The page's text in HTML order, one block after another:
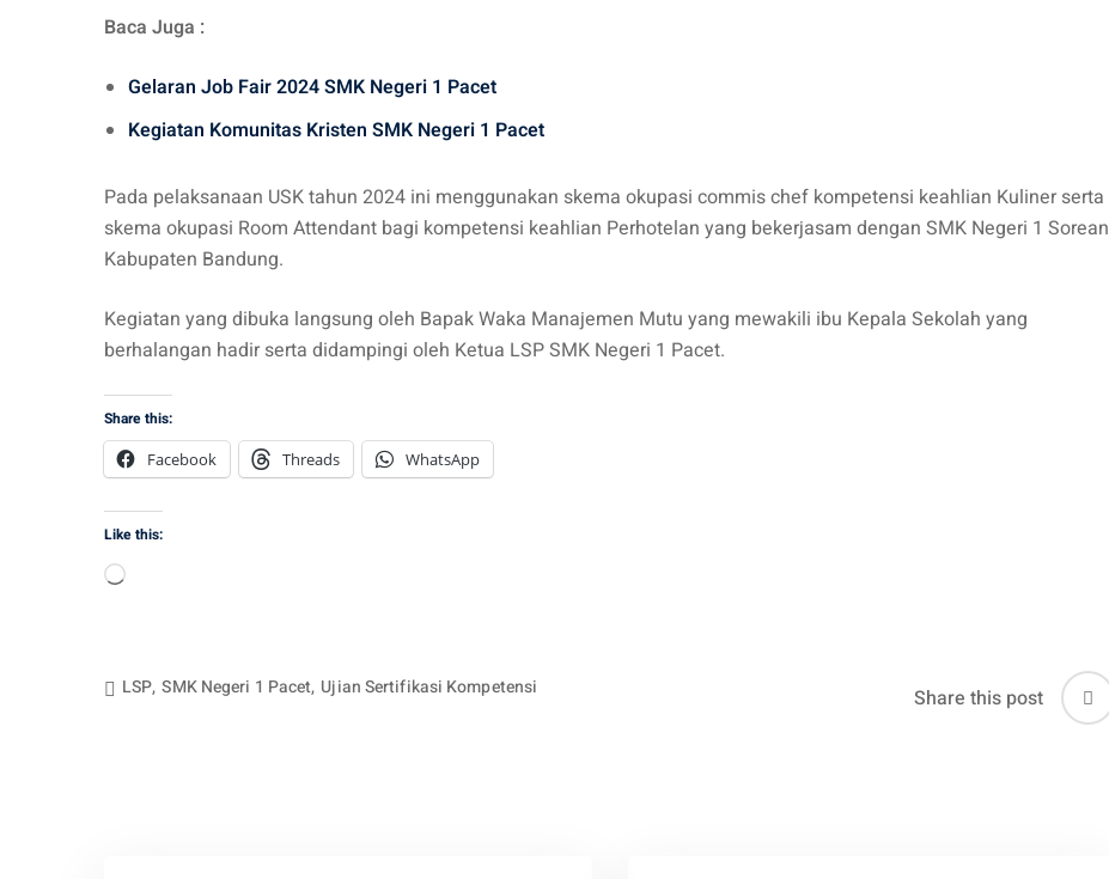
Baca Juga :
Gelaran Job Fair 2024 SMK Negeri 1 Pacet
Kegiatan Komunitas Kristen SMK Negeri 1 Pacet
Pada pelaksanaan USK tahun 2024 ini menggunakan skema okupasi commis chef kompetensi keahlian Kuliner serta
skema okupasi Room Attendant bagi kompetensi keahlian Perhotelan yang bekerjasam dengan SMK Negeri 1 Sorean
Kabupaten Bandung.
Kegiatan yang dibuka langsung oleh Bapak Waka Manajemen Mutu yang mewakili ibu Kepala Sekolah yang
berhalangan hadir serta didampingi oleh Ketua LSP SMK Negeri 1 Pacet.
Share this:
Facebook
Threads WhatsApp
Like this:
Loading…
LSP, SMK Negeri 1 Pacet, Ujian Sertifikasi Kompetensi Share this post